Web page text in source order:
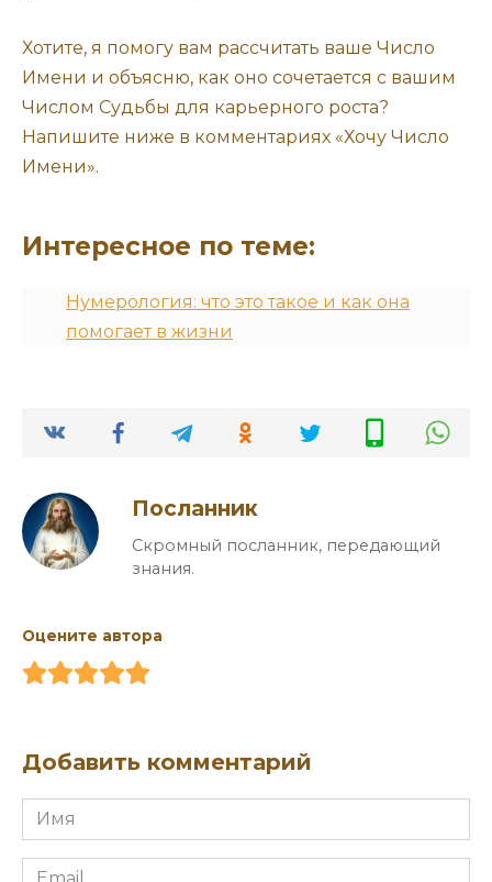
Хотите, я помогу вам рассчитать ваше Число
Имени и объясню, как оно сочетается с вашим
Числом Судьбы для карьерного роста?
Напишите ниже в комментариях «Хочу Число
Имени».
Интересное по теме:
Нумерология: что это такое и как она
помогает в жизни
Посланник
Скромный посланник, передающий
знания.
Оцените автора
Добавить комментарий
Имя
*
Email